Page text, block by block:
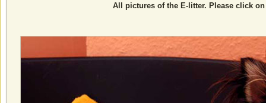
All pictures of the E-litter. Please click